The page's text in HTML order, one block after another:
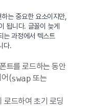
는 중요한 요소이지만,
됩니다. 글꼴이 늦게
는 과정에서 텍스트
다.
트를 로드하는 동안
어(swap 또는
로드하여 초기 로딩